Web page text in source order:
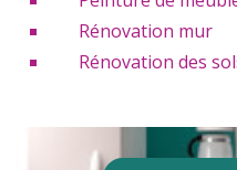
Rénovation mur
Rénovation des